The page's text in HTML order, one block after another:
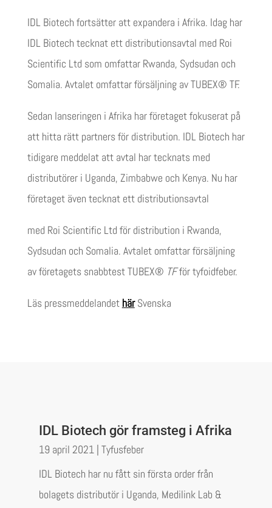
IDL Biotech fortsätter att expandera i Afrika. Idag har
IDL Biotech tecknat ett distributionsavtal med Roi
Scientific Ltd som omfattar Rwanda, Sydsudan och
Somalia. Avtalet omfattar försäljning av TUBEX® TF.
Sedan lanseringen i Afrika har företaget fokuserat på
att hitta rätt partners för distribution. IDL Biotech har
tidigare meddelat att avtal har tecknats med
distributörer i Uganda, Zimbabwe och Kenya. Nu har
företaget även tecknat ett distributionsavtal
med Roi Scientific Ltd för distribution i Rwanda,
Sydsudan och Somalia. Avtalet omfattar försäljning
av företagets snabbtest TUBEX® TFför tyfoidfeber.
Läs pressmeddelandet härSvenska
IDL Biotech gör framsteg i Afrika
19 april 2021| Tyfusfeber
IDL Biotech har nu fått sin första order från
bolagets distributör i Uganda, Medilink Lab &